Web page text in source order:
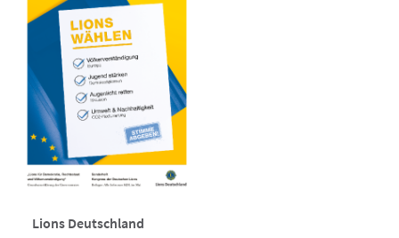
Lions Deutschland